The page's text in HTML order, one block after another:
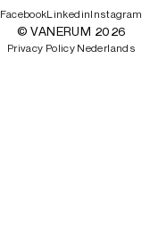
FacebookLinkedinInstagram
© VANERUM 2026
Privacy Policy Nederlands